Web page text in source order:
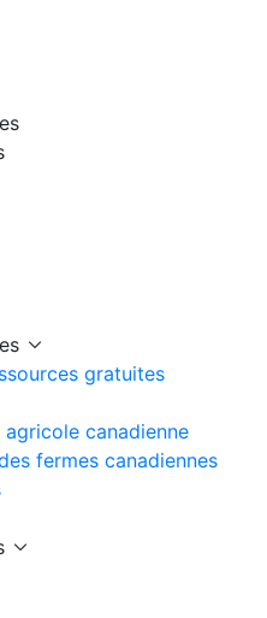
gratuites
canadienne
fermes canadiennes